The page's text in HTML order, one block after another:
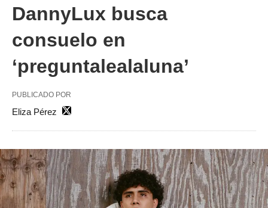
DannyLux busca
consuelo en
‘preguntalealaluna’
PUBLICADO POR
Eliza Pérez